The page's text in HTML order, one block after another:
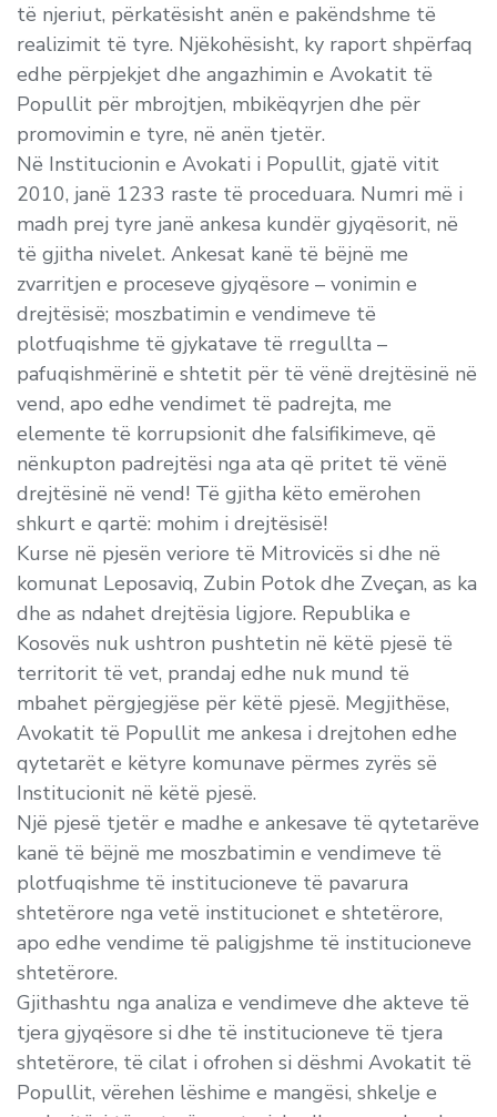
të njeriut, përkatësisht anën e pakëndshme të
realizimit të tyre. Njëkohësisht, ky raport shpërfaq
edhe përpjekjet dhe angazhimin e Avokatit të
Popullit për mbrojtjen, mbikëqyrjen dhe për
promovimin e tyre, në anën tjetër.
Në Institucionin e Avokati i Popullit, gjatë vitit
2010, janë 1233 raste të proceduara. Numri më i
madh prej tyre janë ankesa kundër gjyqësorit, në
të gjitha nivelet. Ankesat kanë të bëjnë me
zvarritjen e proceseve gjyqësore – vonimin e
drejtësisë; moszbatimin e vendimeve të
plotfuqishme të gjykatave të rregullta –
pafuqishmërinë e shtetit për të vënë drejtësinë në
vend, apo edhe vendimet të padrejta, me
elemente të korrupsionit dhe falsifikimeve, që
nënkupton padrejtësi nga ata që pritet të vënë
drejtësinë në vend! Të gjitha këto emërohen
shkurt e qartë: mohim i drejtësisë!
Kurse në pjesën veriore të Mitrovicës si dhe në
komunat Leposaviq, Zubin Potok dhe Zveçan, as ka
dhe as ndahet drejtësia ligjore. Republika e
Kosovës nuk ushtron pushtetin në këtë pjesë të
territorit të vet, prandaj edhe nuk mund të
mbahet përgjegjëse për këtë pjesë. Megjithëse,
Avokatit të Popullit me ankesa i drejtohen edhe
qytetarët e këtyre komunave përmes zyrës së
Institucionit në këtë pjesë.
Një pjesë tjetër e madhe e ankesave të qytetarëve
kanë të bëjnë me moszbatimin e vendimeve të
plotfuqishme të institucioneve të pavarura
shtetërore nga vetë institucionet e shtetërore,
apo edhe vendime të paligjshme të institucioneve
shtetërore.
Gjithashtu nga analiza e vendimeve dhe akteve të
tjera gjyqësore si dhe të institucioneve të tjera
shtetërore, të cilat i ofrohen si dëshmi Avokatit të
Popullit, vërehen lëshime e mangësi, shkelje e